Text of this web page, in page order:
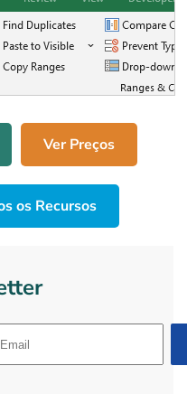
Ver Preços
os Recursos